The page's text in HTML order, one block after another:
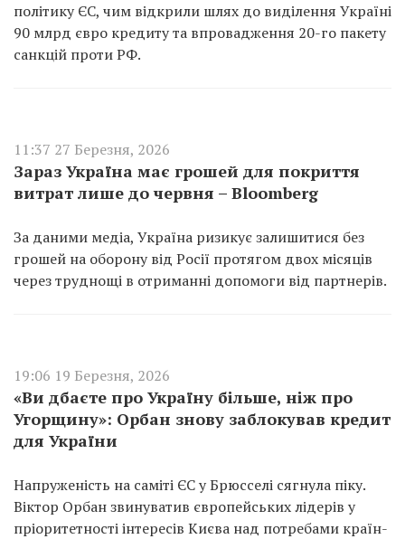
політику ЄС, чим відкрили шлях до виділення Україні
90 млрд євро кредиту та впровадження 20-го пакету
санкцій проти РФ.
11:37 27 Березня, 2026
Зараз Україна має грошей для покриття
витрат лише до червня – Bloomberg
За даними медіа, Україна ризикує залишитися без
грошей на оборону від Росії протягом двох місяців
через труднощі в отриманні допомоги від партнерів.
19:06 19 Березня, 2026
«Ви дбаєте про Україну більше, ніж про
Угорщину»: Орбан знову заблокував кредит
для України
Напруженість на саміті ЄС у Брюсселі сягнула піку.
Віктор Орбан звинуватив європейських лідерів у
пріоритетності інтересів Києва над потребами країн-